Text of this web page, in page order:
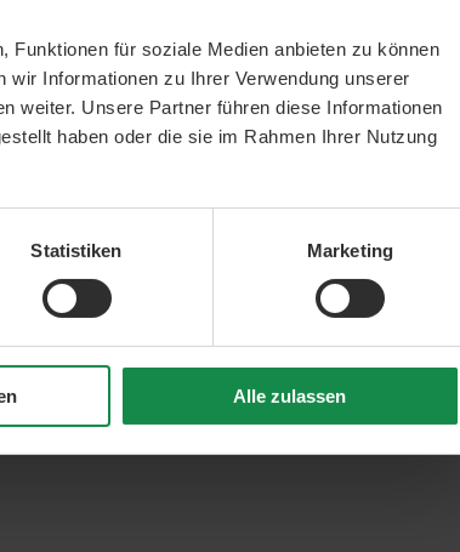
Funktionen für soziale Medien anbieten zu können
Informationen zu Ihrer Verwendung unserer
weiter. Unsere Partner führen diese Informationen
haben oder die sie im Rahmen Ihrer Nutzung
Statistiken Marketing
Alle zulassen